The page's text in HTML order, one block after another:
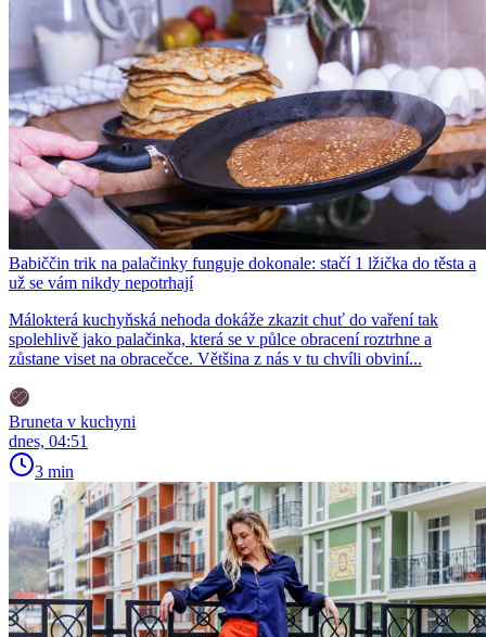
Babiččin trik na palačinky funguje dokonale: stačí 1 lžička do těsta a
už se vám nikdy nepotrhají
Málokterá kuchyňská nehoda dokáže zkazit chuť do vaření tak
spolehlivě jako palačinka, která se v půlce obracení roztrhne a
zůstane viset na obracečce. Většina z nás v tu chvíli obviní...
Bruneta v kuchyni
dnes, 04:51
3 min